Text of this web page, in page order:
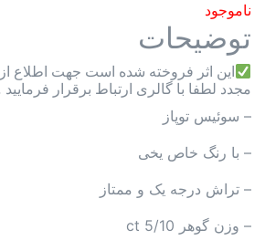
ناموجود
توضیحات
این اثر فروخته شده است جهت اطلاع
مجدد لطفا با گالری ارتباط برقرار فرمایید
– سوئیس توپاز
– با رنگ خاص یخی
– تراش درجه یک و ممتاز
– وزن گوهر 5/10 ct